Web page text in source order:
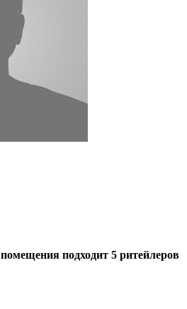
подходит 5 ритейлеров